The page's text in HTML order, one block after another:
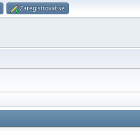
Zaregistrovat se